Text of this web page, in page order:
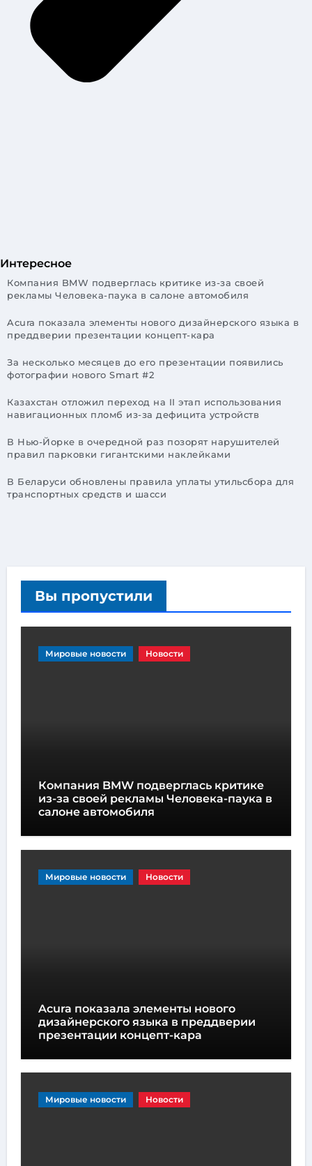
Интересное
Компания BMW подверглась критике из-за своей
рекламы Человека-паука в салоне автомобиля
Acura показала элементы нового дизайнерского языка в
преддверии презентации концепт-кара
За несколько месяцев до его презентации появились
фотографии нового Smart #2
Казахстан отложил переход на II этап использования
навигационных пломб из-за дефицита устройств
В Нью-Йорке в очередной раз позорят нарушителей
правил парковки гигантскими наклейками
В Беларуси обновлены правила уплаты утильсбора для
транспортных средств и шасси
Вы пропустили
Мировые новости Новости
Компания BMW подверглась критике
из-за своей рекламы Человека-паука в
салоне автомобиля
Мировые новости Новости
Acura показала элементы нового
дизайнерского языка в преддверии
презентации концепт-кара
Мировые новости Новости